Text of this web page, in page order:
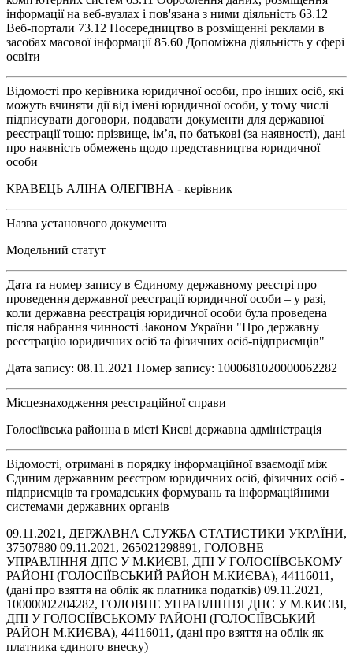
інформації на веб-вузлах і пов'язана з ними діяльність 63.12
Веб-портали 73.12 Посередництво в розміщенні реклами в
засобах масової інформації 85.60 Допоміжна діяльність у сфері
освіти
Відомості про керівника юридичної особи, про інших осіб, які
можуть вчиняти дії від імені юридичної особи, у тому числі
підписувати договори, подавати документи для державної
реєстрації тощо: прізвище, ім’я, по батькові (за наявності), дані
про наявність обмежень щодо представництва юридичної
особи
КРАВЕЦЬ АЛІНА ОЛЕГІВНА - керівник
Назва установчого документа
Модельний статут
Дата та номер запису в Єдиному державному реєстрі про
проведення державної реєстрації юридичної особи – у разі,
коли державна реєстрація юридичної особи була проведена
після набрання чинності Законом України "Про державну
реєстрацію юридичних осіб та фізичних осіб-підприємців"
Дата запису: 08.11.2021 Номер запису: 1000681020000062282
Місцезнаходження реєстраційної справи
Голосіївська районна в місті Києві державна адміністрація
Відомості, отримані в порядку інформаційної взаємодії між
Єдиним державним реєстром юридичних осіб, фізичних осіб -
підприємців та громадських формувань та інформаційними
системами державних органів
09.11.2021, ДЕРЖАВНА СЛУЖБА СТАТИСТИКИ УКРАЇНИ,
37507880 09.11.2021, 265021298891, ГОЛОВНЕ
УПРАВЛІННЯ ДПС У М.КИЄВІ, ДПІ У ГОЛОСІЇВСЬКОМУ
РАЙОНІ (ГОЛОСІЇВСЬКИЙ РАЙОН М.КИЄВА), 44116011,
(дані про взяття на облік як платника податків) 09.11.2021,
10000002204282, ГОЛОВНЕ УПРАВЛІННЯ ДПС У М.КИЄВІ,
ДПІ У ГОЛОСІЇВСЬКОМУ РАЙОНІ (ГОЛОСІЇВСЬКИЙ
РАЙОН М.КИЄВА), 44116011, (дані про взяття на облік як
платника єдиного внеску)